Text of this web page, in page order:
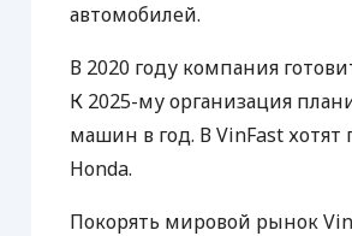
автомобилей.
В 2020 году компания
К 2025-му организация
машин в год. В VinFast хотят
Honda.
Покорять мировой рынок